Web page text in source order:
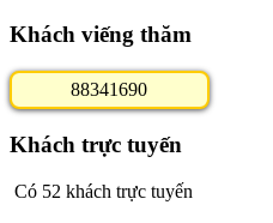
Khách viếng thăm
88341690
Khách trực tuyến
Có 52 khách trực tuyến